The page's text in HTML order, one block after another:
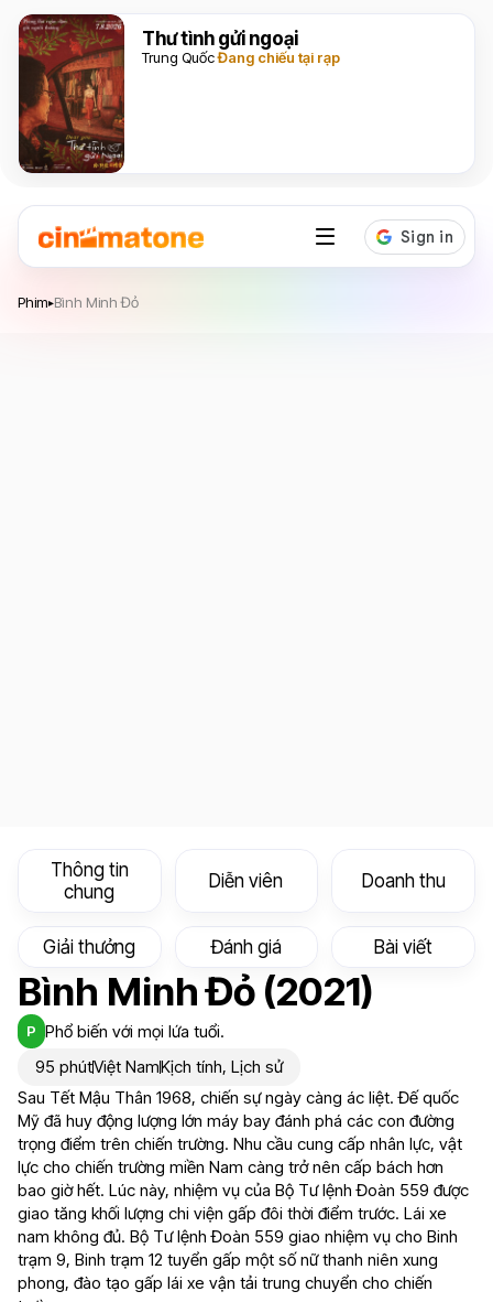
Thư tình gửi ngoại
Trung QuốcĐang chiếu tại rạp
Phim▸Bình Minh Đỏ
Thông tin
chung
Diễn viên Doanh thu
Giải thưởng Đánh giá Bài viết
Bình Minh Đỏ (2021)
P Phổ biến với mọi lứa tuổi.
95 phútViệt NamKịch tính, Lịch sử
Sau Tết Mậu Thân 1968, chiến sự ngày càng ác liệt. Đế quốc
Mỹ đã huy động lượng lớn máy bay đánh phá các con đường
trọng điểm trên chiến trường. Nhu cầu cung cấp nhân lực, vật
lực cho chiến trường miền Nam càng trở nên cấp bách hơn
bao giờ hết. Lúc này, nhiệm vụ của Bộ Tư lệnh Đoàn 559 được
giao tăng khối lượng chi viện gấp đôi thời điểm trước. Lái xe
nam không đủ. Bộ Tư lệnh Đoàn 559 giao nhiệm vụ cho Binh
trạm 9, Binh trạm 12 tuyển gấp một số nữ thanh niên xung
phong, đào tạo gấp lái xe vận tải trung chuyển cho chiến